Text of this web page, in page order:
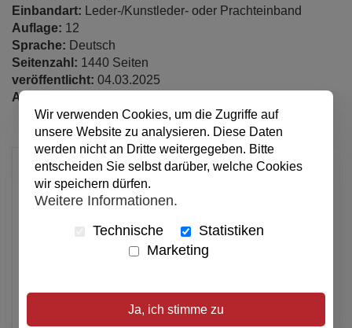
Einbandart:
Leder-/Kunstleder- oder Prachteinband
Auflage: 12
Sprache: Deutsch
Seitenzahl: 1440 Seiten
veröffentlicht: 04.03.2025
Abmessungen:
69,90 €
In den Warenkorb
Alle Preise inkl. MwSt.
Wir verwenden Cookies, um die Zugriffe auf
unsere Website zu analysieren. Diese Daten
werden nicht an Dritte weitergegeben. Bitte
entscheiden Sie selbst darüber, welche Cookies
wir speichern dürfen.
Weitere Informationen.
Technische
Statistiken
Marketing
Ja, ich stimme zu